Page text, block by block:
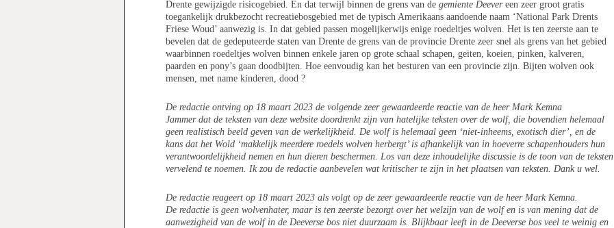
Drente gewijzigde risicogebied. En dat terwijl binnen de grens van de gemiente Deevereen zeer groot gratis
toegankelijk drukbezocht recreatiebosgebied met de typisch Amerikaans aandoende naam ‘National Park Drents
Friese Woud’ aanwezig is. In dat gebied passen mogelijkerwijs enige roedeltjes wolven. Het is ten zeerste aan te
bevelen dat de gedeputeerde staten van Drente de grens van de provincie Drente zeer snel als grens van het gebied
waarbinnen roedeltjes wolven binnen enkele jaren op grote schaal schapen, geiten, koeien, pinken, kalveren,
paarden en pony’s gaan doodbijten. Hoe eenvoudig kan het besturen van een provincie zijn. Bijten wolven ook
mensen, met name kinderen, dood ?
De redactie ontving op 18 maart 2023 de volgende zeer gewaardeerde reactie van de heer Mark Kemna
Jammer dat de teksten van deze website doordrenkt zijn van hatelijke teksten over de wolf, die bovendien helemaal
geen realistisch beeld geven van de werkelijkheid. De wolf is helemaal geen ‘niet-inheems, exotisch dier’, en de
kans dat het Wold ‘makkelijk meerdere roedels wolven herbergt’ is afhankelijk van in hoeverre schapenhouders hun
verantwoordelijkheid nemen en hun dieren beschermen. Los van deze inhoudelijke discussie is de toon van de teksten
vervelend te noemen. Ik zou de redactie aanbevelen wat kritischer te zijn in het plaatsen van teksten. Dank u wel.
De redactie reageert op 18 maart 2023 als volgt op de zeer gewaardeerde reactie van de heer Mark Kemna.
De redactie is geen wolvenhater, maar is ten zeerste bezorgt over het welzijn van de wolf en is van mening dat de
aanwezigheid van de wolf in de Deeverse bos niet duurzaam is. Blijkbaar leeft in de Deeverse bos veel te weinig en